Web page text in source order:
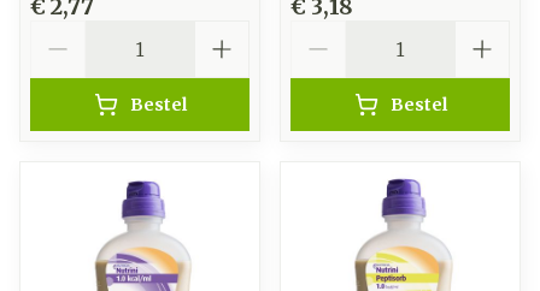
€ 2,77
Bestel
€ 3,18
Bestel